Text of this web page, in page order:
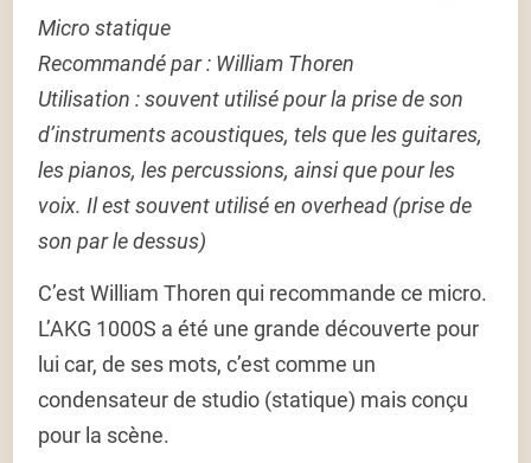
Micro statique
Recommandé par : William Thoren
Utilisation :souvent utilisé pour la prise de son
d’instruments acoustiques, tels que les guitares,
les pianos, les percussions, ainsi que pour les
voix. Il est souvent utilisé en overhead (prise de
son par le dessus)
C’est William Thoren qui recommande ce micro.
L’AKG 1000S a été une grande découverte pour
lui car, de ses mots, c’est comme un
condensateur de studio (statique) mais conçu
pour la scène.